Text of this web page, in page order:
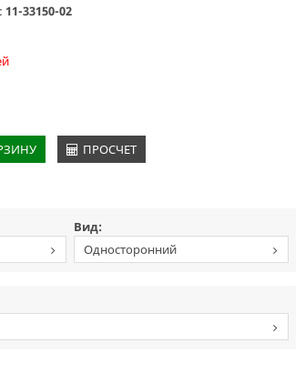
11-33150-02
ПРОСЧЕТ
Вид:
Односторонний